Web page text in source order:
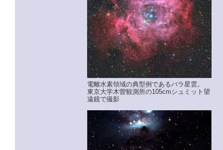
電離水素領域の典型例であるバラ星雲。
東京大学木曽観測所の105cmシュミット望
遠鏡で撮影